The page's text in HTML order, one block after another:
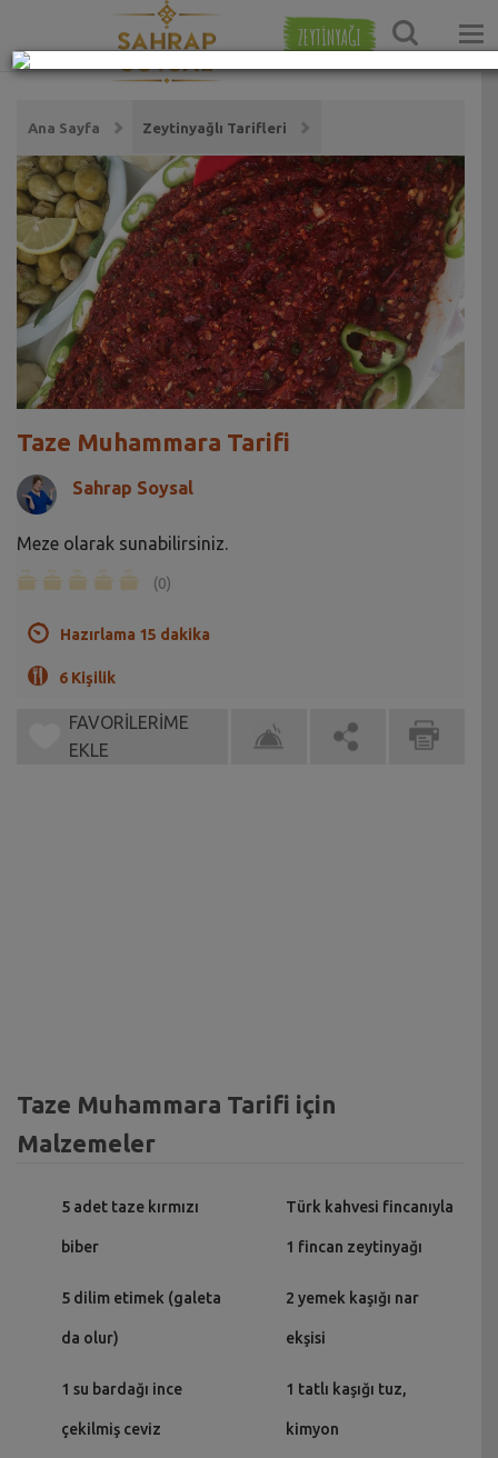
ZEYTİNYAĞI
Ana Sayfa Zeytinyağlı Tarifleri
Taze Muhammara Tarifi
Sahrap Soysal
Meze olarak sunabilirsiniz.
(0)
Hazırlama 15 dakika
6 Kişilik
FAVORİLERİME
EKLE
Taze Muhammara Tarifi için
Malzemeler
5 adet taze kırmızı
biber
5 dilim etimek (galeta
da olur)
1 su bardağı ince
çekilmiş ceviz
Türk kahvesi fincanıyla
1 fincan zeytinyağı
2 yemek kaşığı nar
ekşisi
1 tatlı kaşığı tuz,
kimyon